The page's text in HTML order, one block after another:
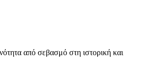
από σεβασμό στη ιστορική και